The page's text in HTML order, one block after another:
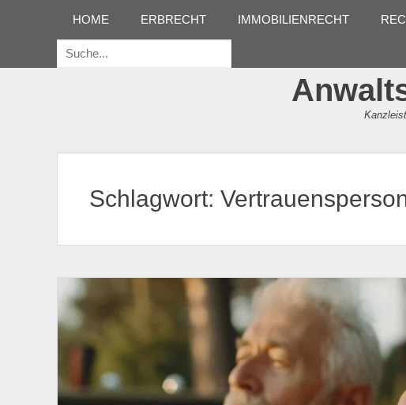
Erstes Menü
Inhalt:
HOME ERBRECHT IMMOBILIENRECHT
Suche
Schlagwort: